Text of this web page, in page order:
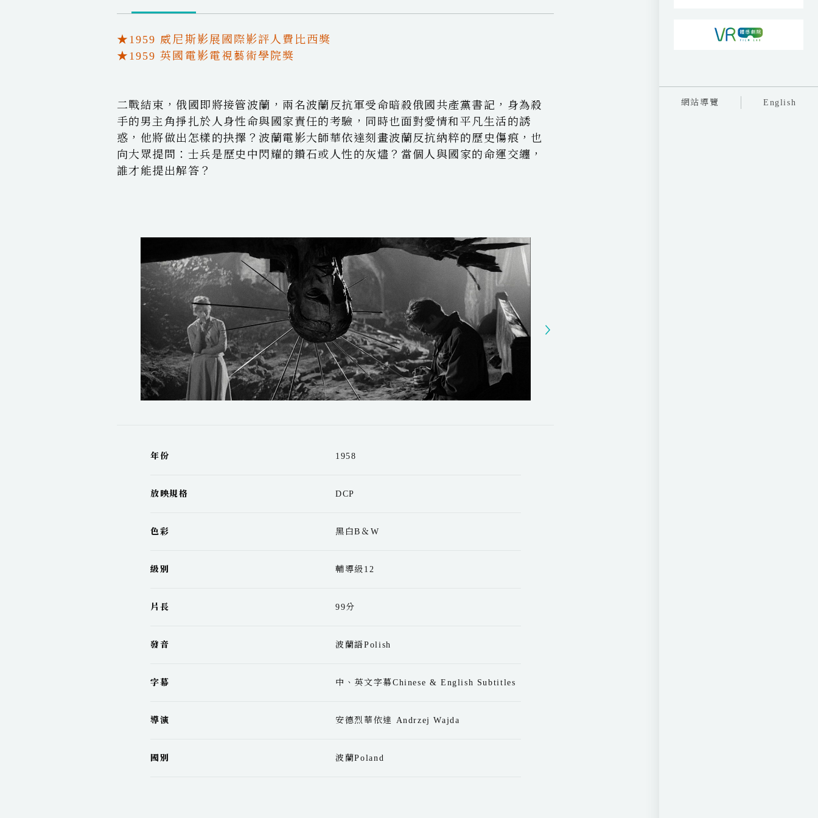
網站導覽 English
★1959 威尼斯影展國際影評人費比西獎
★1959 英國電影電視藝術學院獎
二戰結束，俄國即將接管波蘭，兩名波蘭反抗軍受命暗殺俄國共產黨書記，身為殺
手的男主角掙扎於人身性命與國家責任的考驗，同時也面對愛情和平凡生活的誘
惑，他將做出怎樣的抉擇？波蘭電影大師華依達刻畫波蘭反抗納粹的歷史傷痕，也
向大眾提問：士兵是歷史中閃耀的鑽石或人性的灰燼？當個人與國家的命運交纏，
誰才能提出解答？
年份 1958
放映規格 DCP
色彩 黑白B＆W
級別 輔導級12
片長 99分
發音 波蘭語Polish
字幕 中、英文字幕Chinese & English Subtitles
導演 安德烈華依達 Andrzej Wajda
國別 波蘭Poland